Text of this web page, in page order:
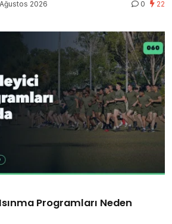
2026 0 22
Programları Neden